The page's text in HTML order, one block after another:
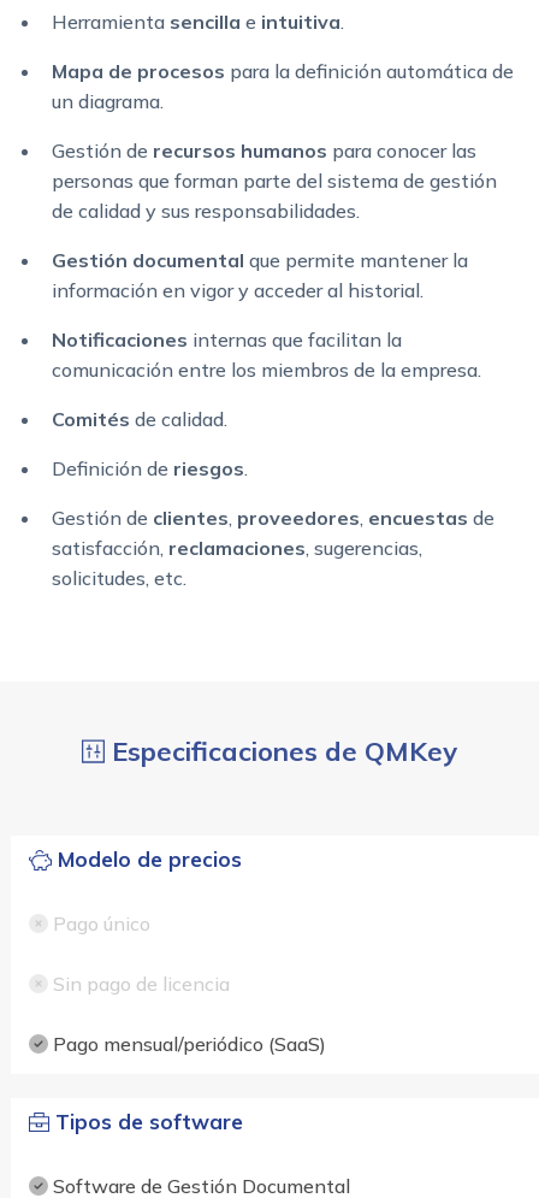
Herramienta sencilla e intuitiva.
Mapa de procesos para la definición automática de
un diagrama.
Gestión de recursos humanos para conocer las
personas que forman parte del sistema de gestión
de calidad y sus responsabilidades.
Gestión documental que permite mantener la
información en vigor y acceder al historial.
Notificaciones internas que facilitan la
comunicación entre los miembros de la empresa.
Comités de calidad.
Definición de riesgos.
Gestión de clientes, proveedores, encuestas de
satisfacción, reclamaciones, sugerencias,
solicitudes, etc.
Especificaciones de QMKey
Modelo de precios
Pago único
Sin pago de licencia
Pago mensual/periódico (SaaS)
Tipos de software
Software de Gestión Documental